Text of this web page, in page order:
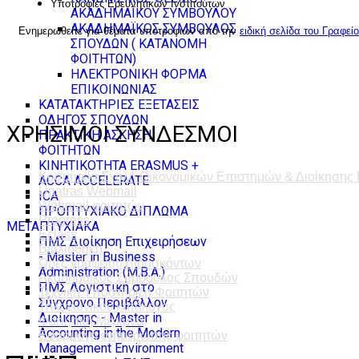
ΑΚΑΔΗΜΑΪΚΟΥ ΣΥΜΒΟΥΛΟΥ
ΑΚΑΔΗΜΑΪΚΟΣ ΣΥΜΒΟΥΛΟΣ
ΣΠΟΥΔΩΝ ( ΚΑΤΑΝΟΜΗ
ΦΟΙΤΗΤΩΝ)
ΗΛΕΚΤΡΟΝΙΚΗ ΦΟΡΜΑ
ΕΠΙΚΟΙΝΩΝΙΑΣ
ΚΑΤΑΤΑΚΤΗΡΙΕΣ ΕΞΕΤΑΣΕΙΣ
ΟΔΗΓΟΣ ΣΠΟΥΔΩΝ
ΠΡΑΚΤΙΚΗ ΑΣΚΗΣΗ
ΦΟΙΤΗΤΩΝ
ΚΙΝΗΤΙΚΟΤΗΤΑ ERASMUS +
ACCA ACCELERATE
ICA
ΠΡΟΠΤΥΧΙΑΚΟ ΔΙΠΛΩΜΑ
ΜΕΤΑΠΤΥΧΙΑΚΑ
ΠΜΣ Διοίκηση Επιχειρήσεων
- Master in Business
Administration (M.B.A.)
ΠΜΣ Λογιστική στο
Σύγχρονο Περιβάλλον
Διοίκησης - Master in
Accounting in the Modern
Management Environment
Υποτροφίες Ερευνητικών Ινστιτούτων
Ενημερωθείτε για θέματα υποτροφιών από την ειδική σελίδα του
ΧΡΗΣΙΜΟΙ ΣΥΝΔΕΣΜΟΙ
Κοσμητεία Σχολή Οικονομικών Επιστημών & Διοίκησης
Upatras Webmail
Webmail φοιτητών
Progress
Eclass
Βιβλιοθήκη
Ώρες γραφείου Διδασκόντων
Ακαδημαϊκός Σύμβουλος Σπουδών
Τεχνική Υποστήριξη Φοιτητών
Τηλεφωνικός κατάλογος
Φοιτητική Μέριμνα
Εφαρμογή ενημέρωσης φοιτητών